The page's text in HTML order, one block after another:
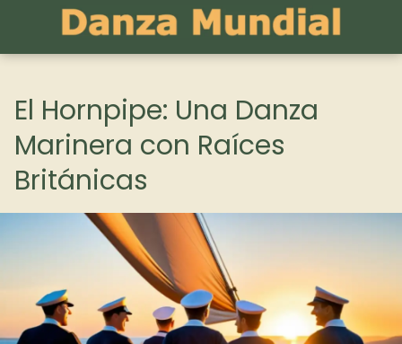
El Hornpipe: Una Danza
Marinera con Raíces
Británicas